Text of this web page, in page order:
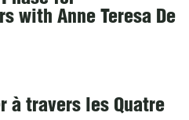
with Anne Teresa De
à travers les Quatre